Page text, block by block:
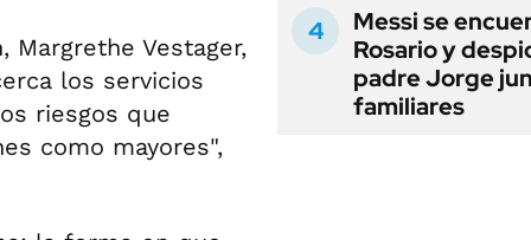
Margrethe Vestager,
los servicios
riesgos que
como mayores",
Messi se
Rosario y
padre Jorge
familiares